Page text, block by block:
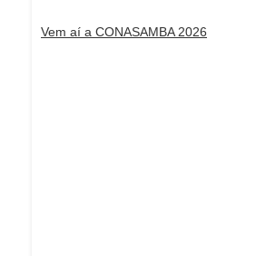
Vem aí a CONASAMBA 2026